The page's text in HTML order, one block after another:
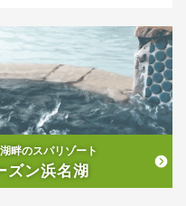
畔のスパリゾート
ズン浜名湖